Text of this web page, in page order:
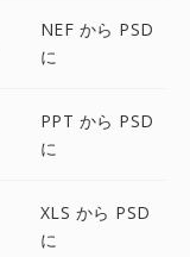
NEF から PSD
に
PPT から PSD
に
XLS から PSD
に